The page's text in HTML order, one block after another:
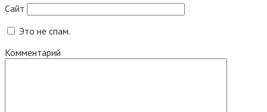
Сайт
Это не спам.
Комментарий